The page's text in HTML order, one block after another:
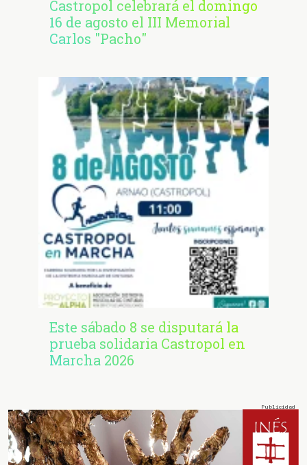
Castropol celebrará el domingo
16 de agosto el III Memorial
Carlos "Pacho"
Este sábado 8 se disputará la
prueba solidaria Castropol en
Marcha 2026